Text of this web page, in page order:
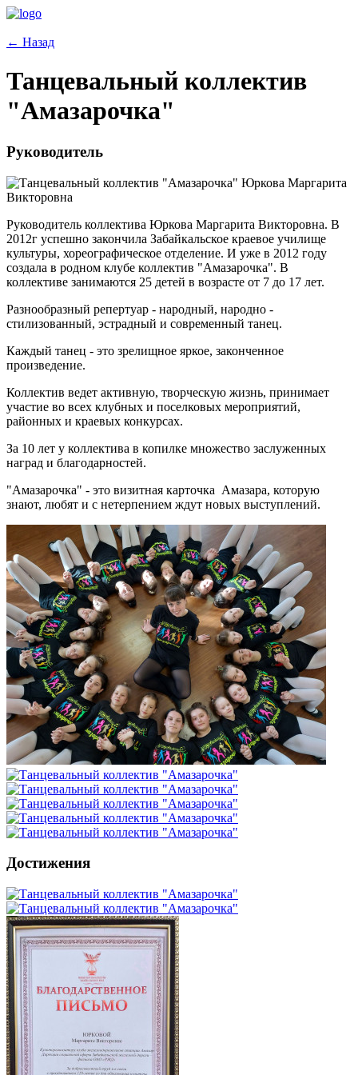
← Назад
Танцевальный коллектив
"Амазарочка"
Руководитель
Юркова Маргарита
Викторовна
Руководитель коллектива Юркова Маргарита Викторовна. В
2012г успешно закончила Забайкальское краевое училище
культуры, хореографическое отделение. И уже в 2012 году
создала в родном клубе коллектив "Амазарочка". В
коллективе занимаются 25 детей в возрасте от 7 до 17 лет.
Разнообразный репертуар - народный, народно -
стилизованный, эстрадный и современный танец.
Каждый танец - это зрелищное яркое, законченное
произведение.
Коллектив ведет активную, творческую жизнь, принимает
участие во всех клубных и поселковых мероприятий,
районных и краевых конкурсах.
За 10 лет у коллектива в копилке множество заслуженных
наград и благодарностей.
"Амазарочка" - это визитная карточка Амазара, которую
знают, любят и с нетерпением ждут новых выступлений.
Достижения